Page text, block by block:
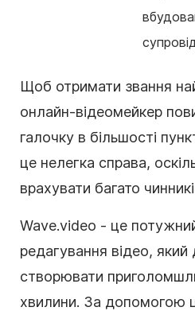
Щоб отримати звання
онлайн-відеомейкер
галочку в більшості
це нелегка справа,
врахувати багато
Wave.video - це
редагування відео, який
створювати
хвилини. За допомогою